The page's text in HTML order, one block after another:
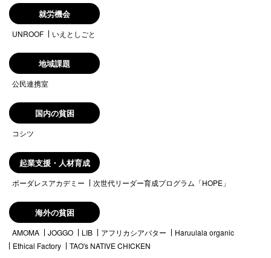
就労機会
UNROOF いえとしごと
地域課題
公民連携室
国内の貧困
コシツ
起業支援・人材育成
ボーダレスアカデミー 次世代リーダー育成プログラム「HOPE」
海外の貧困
AMOMA JOGGO LIB アフリカシアバター
Haruulala organic
Ethical Factory
TAO's NATIVE CHICKEN